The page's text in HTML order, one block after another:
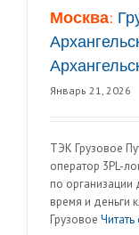
Москва:
Январь 21, 2026
ТЭК Грузовое
оператор 3PL-
по
время и деньги
Грузовое